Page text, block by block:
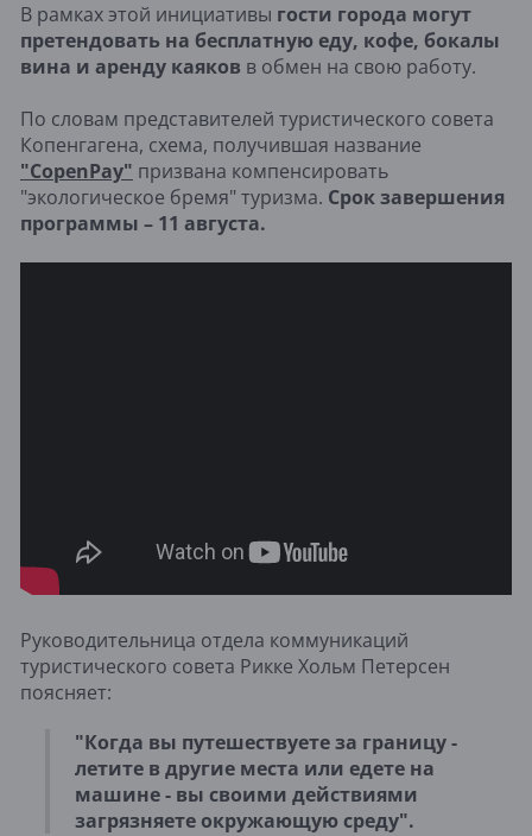
В рамках этой инициативы гости города могут
претендовать на бесплатную еду, кофе, бокалы
вина и аренду каяков в обмен на свою работу.
По словам представителей туристического совета
Копенгагена, схема, получившая название
"CopenPay" призвана компенсировать
"экологическое бремя" туризма. Срок завершения
программы – 11 августа.
Руководительница отдела коммуникаций
туристического совета Рикке Хольм Петерсен
поясняет:
"Когда вы путешествуете за границу -
летите в другие места или едете на
машине - вы своими действиями
загрязняете окружающую среду".